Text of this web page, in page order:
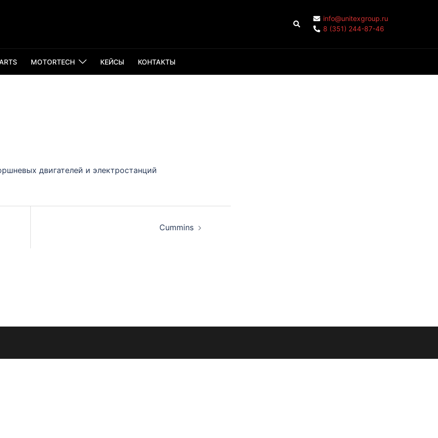
Поиск
info@unitexgroup.ru
8 (351) 244-87-46
MOTORTECH КЕЙСЫ КОНТАКТЫ
Cummins